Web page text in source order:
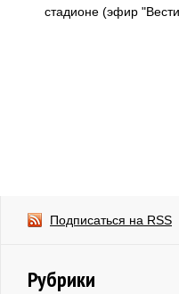
стадионе (эфир
Подписаться на RSS
Рубрики